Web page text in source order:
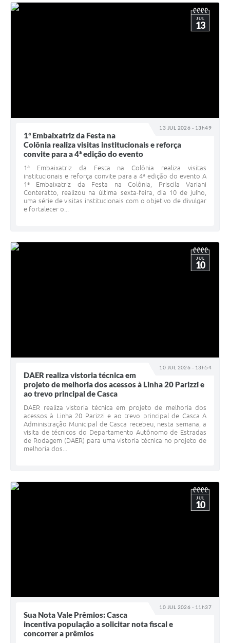
13 JUL 2026 - 13h49
JUL
13
1ª Embaixatriz da Festa na
Colônia realiza visitas institucionais e reforça
convite para a 4ª edição do evento
1ª Embaixatriz da Festa na Colônia realiza visitas
institucionais e reforça convite para a 4ª edição do evento A
1ª Embaixatriz da Festa na Colônia, Priscila Variani
Conteratto, realizou na última sexta-feira, dia 10 de julho,
uma série de visitas institucionais com o objetivo de divulgar
e fortalecer o...
10 JUL 2026 - 13h54
JUL
10
DAER realiza vistoria técnica em
projeto de melhoria dos acessos à Linha 20 Parizzi e
ao trevo principal de Casca
DAER realiza vistoria técnica em projeto de melhoria dos
acessos à Linha 20 Parizzi e ao trevo principal de Casca A
Administração Municipal de Casca recebeu, nesta semana, a
visita de técnicos do Departamento Autônomo de Estradas
de Rodagem (DAER) para uma vistoria técnica no projeto de
melhoria dos...
10 JUL 2026 - 11h37
JUL
10
Sua Nota Vale Prêmios: Casca
incentiva população a solicitar nota fiscal e
concorrer a prêmios